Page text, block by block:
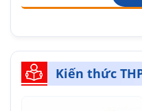
Kiến thức